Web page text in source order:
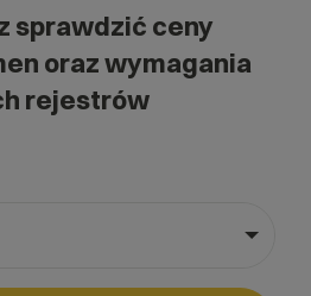
sprawdzić ceny
oraz wymagania
rejestrów